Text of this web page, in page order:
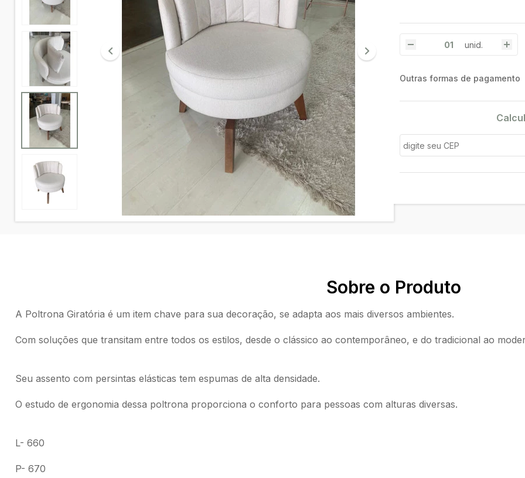
unid.
Outras formas de pagamento
Sobre o Produto
A Poltrona Giratória é um item chave para sua decoração, se adapta aos mais diversos ambientes.
Com soluções que transitam entre todos os estilos, desde o clássico ao contemporâneo, e do tradicional ao
Seu assento com persintas elásticas tem espumas de alta densidade.
O estudo de ergonomia dessa poltrona proporciona o conforto para pessoas com alturas diversas.
L- 660
P- 670